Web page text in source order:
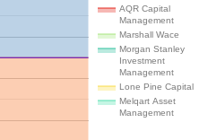
AQR Capital
Management
Marshall Wace
Morgan Stanley
Investment
Management
Lone Pine Capital
Melqart Asset
Management